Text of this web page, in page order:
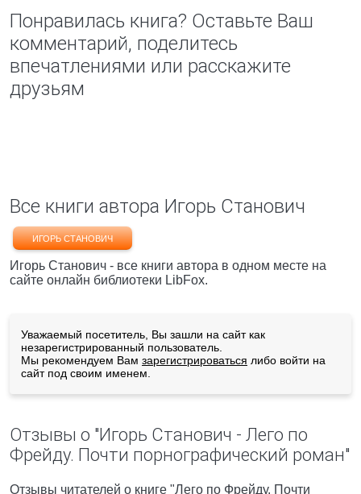
Понравилась книга? Оставьте Ваш
комментарий, поделитесь
впечатлениями или расскажите
друзьям
Все книги автора Игорь Станович
ИГОРЬ СТАНОВИЧ
Игорь Станович - все книги автора в одном месте на
сайте онлайн библиотеки LibFox.
Уважаемый посетитель, Вы зашли на сайт как
незарегистрированный пользователь.
Мы рекомендуем Вам зарегистрироваться либо войти на
сайт под своим именем.
Отзывы о "Игорь Станович - Лего по
Фрейду. Почти порнографический роман"
Отзывы читателей о книге "Лего по Фрейду. Почти